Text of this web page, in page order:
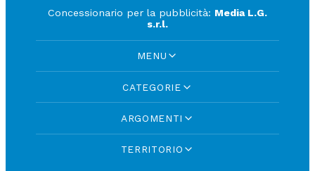
Concessionario per la pubblicità: Media L.G.
s.r.l.
MENU
CATEGORIE
ARGOMENTI
TERRITORIO